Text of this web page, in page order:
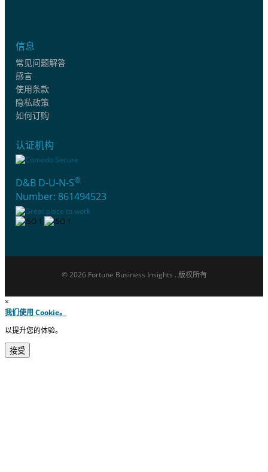
信息
常见问题解答
感言
使用条款
隐私政策
如何订购
认证机构
D&B D-U-N-S®
Number: 861494523
© 2026 Fortune Business Insights . 版权所有
×
我们使用 Cookie。
以提升您的体验。
接受